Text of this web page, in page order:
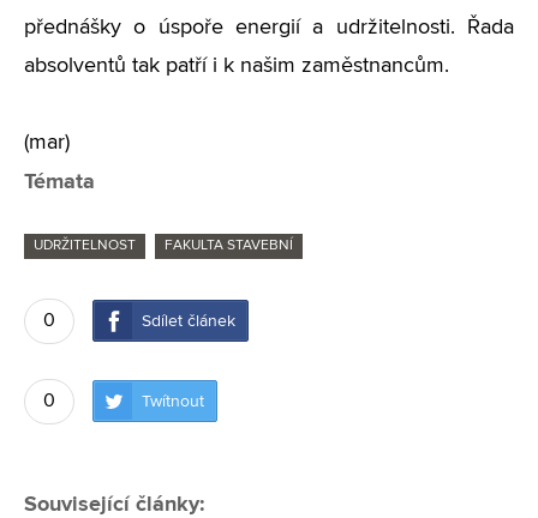
přednášky o úspoře energií a udržitelnosti. Řada
absolventů tak patří i k našim zaměstnancům.
(mar)
Témata
UDRŽITELNOST FAKULTA STAVEBNÍ
0 Sdílet článek
0 Twítnout
Související články: